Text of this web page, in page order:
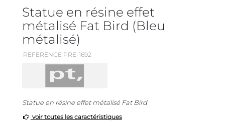
Statue en résine effet
métalisé Fat Bird (Bleu
métalisé)
REFERENCE PRE-1692
Statue en résine effet métalisé Fat Bird
voir toutes les caractéristiques